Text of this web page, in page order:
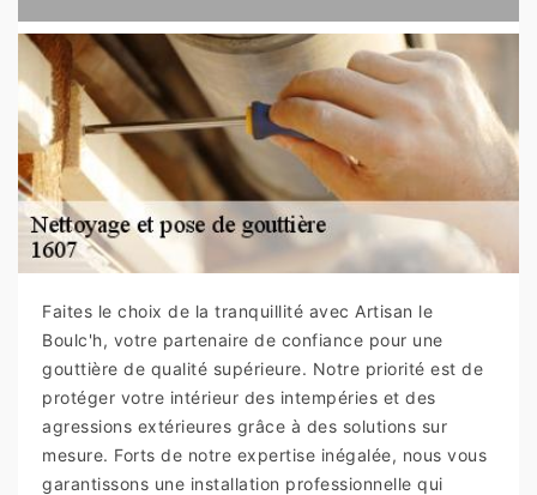
Faites le choix de la tranquillité avec Artisan le
Boulc'h, votre partenaire de confiance pour une
gouttière de qualité supérieure. Notre priorité est de
protéger votre intérieur des intempéries et des
agressions extérieures grâce à des solutions sur
mesure. Forts de notre expertise inégalée, nous vous
garantissons une installation professionnelle qui